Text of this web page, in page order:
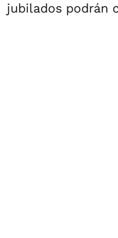
jubilados podrán